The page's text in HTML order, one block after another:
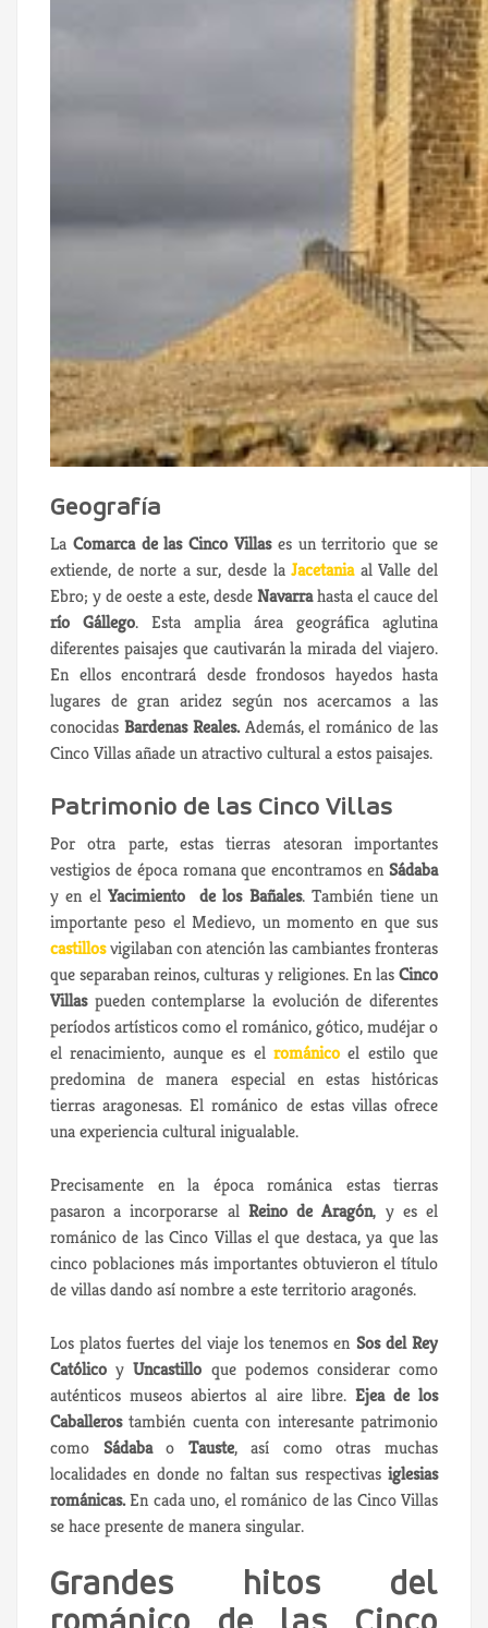
Geografía
La Comarca de las Cinco Villases un territorio que se
extiende, de norte a sur, desde laJacetaniaal Valle del
Ebro; y de oeste a este, desdeNavarrahasta el cauce del
río Gállego. Esta amplia área geográfica aglutina
diferentes paisajes que cautivarán la mirada del viajero.
En ellos encontrará desde frondosos hayedos hasta
lugares de gran aridez según nos acercamos a las
conocidas Bardenas Reales.Además, el románico de las
Cinco Villas añade un atractivo cultural a estos paisajes.
Patrimonio de las Cinco Villas
Por otra parte, estas tierras atesoran importantes
vestigios de época romana que encontramos en Sádaba
y en elYacimiento de los Bañales. También tiene un
importante peso el Medievo, un momento en que sus
castillosvigilaban con atención las cambiantes fronteras
que separaban reinos, culturas y religiones. En lasCinco
Villaspueden contemplarse la evolución de diferentes
períodos artísticos como el románico, gótico, mudéjar o
el renacimiento, aunque es el románicoel estilo que
predomina de manera especial en estas históricas
tierras aragonesas. El románico de estas villas ofrece
una experiencia cultural inigualable.
Precisamente en la época románica estas tierras
pasaron a incorporarse al Reino de Aragón, y es el
románico de las Cinco Villas el que destaca, ya que las
cinco poblaciones más importantes obtuvieron el título
de villas dando así nombre a este territorio aragonés.
Los platos fuertes del viaje los tenemos en Sos del Rey
Católico yUncastillo que podemos considerar como
auténticos museos abiertos al aire libre. Ejea de los
Caballerostambién cuenta con interesante patrimonio
como Sádabao Tauste, así como otras muchas
localidades en donde no faltan sus respectivas iglesias
románicas.En cada uno, el románico de las Cinco Villas
se hace presente de manera singular.
Grandes hitos del